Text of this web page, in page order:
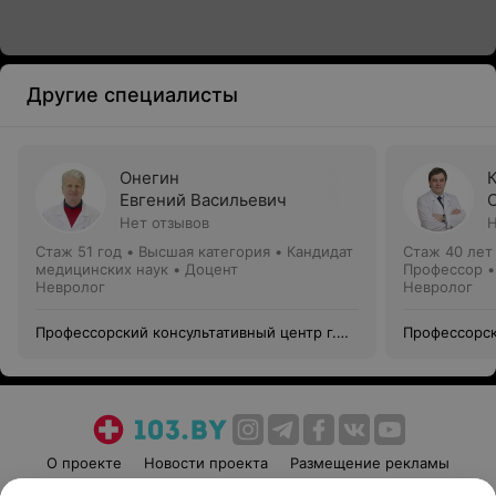
Другие специалисты
Онегин
Евгений Васильевич
Нет отзывов
Стаж 51 год • Высшая категория • Кандидат
медицинских наук • Доцент
Невролог
Профессорский консультативный центр г.
Стаж 40 лет
Профессор
Невролог
О проекте Новости проекта
Размещение рекламы